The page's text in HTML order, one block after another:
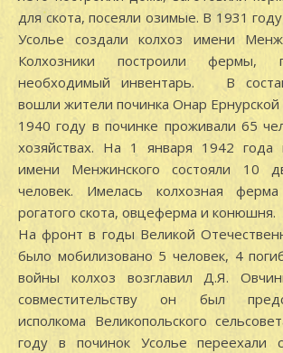
для скота, посеяли озимые. В 1931
Усолье создали колхоз имени
Колхозники построили фермы,
необходимый инвентарь. В
вошли жители починка Онар Ернурской
1940 году в починке проживали 65
хозяйствах. На 1 января 1942 года
имени Менжинского состояли 10
человек. Имелась колхозная ферма
рогатого скота, овцеферма и конюшня.
На фронт в годы Великой
было мобилизовано 5 человек, 4
войны колхоз возглавил Д.Я.
совместительству он был
исполкома Великопольского
году в починок Усолье переехали